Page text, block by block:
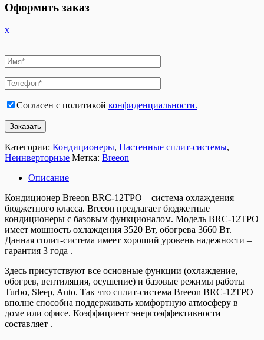
Оформить заказ
x
Согласен с политикой конфиденциальности.
Категории: Кондиционеры, Настенные сплит-системы,
Неинверторные Метка: Breeon
Описание
Кондиционер Breeon BRC-12TPO – система охлаждения
бюджетного класса. Breeon предлагает бюджетные
кондиционеры с базовым функционалом. Модель BRC-12TPO
имеет мощность охлаждения 3520 Вт, обогрева 3660 Вт.
Данная сплит-система имеет хороший уровень надежности –
гарантия 3 года .
Здесь присутствуют все основные функции (охлаждение,
обогрев, вентиляция, осушение) и базовые режимы работы
Turbo, Sleep, Auto. Так что сплит-система Breeon BRC-12TPO
вполне способна поддерживать комфортную атмосферу в
доме или офисе. Коэффициент энергоэффективности
составляет .